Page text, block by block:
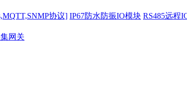
协议] IP67防水防振IO模块 RS485远程
网关